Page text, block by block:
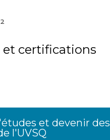
et certifications
et devenir des
l'UVSQ